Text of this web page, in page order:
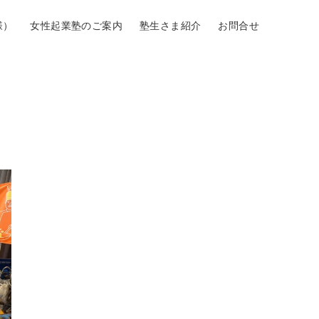
女性起業塾のご案内 塾生さま紹介 お問合せ